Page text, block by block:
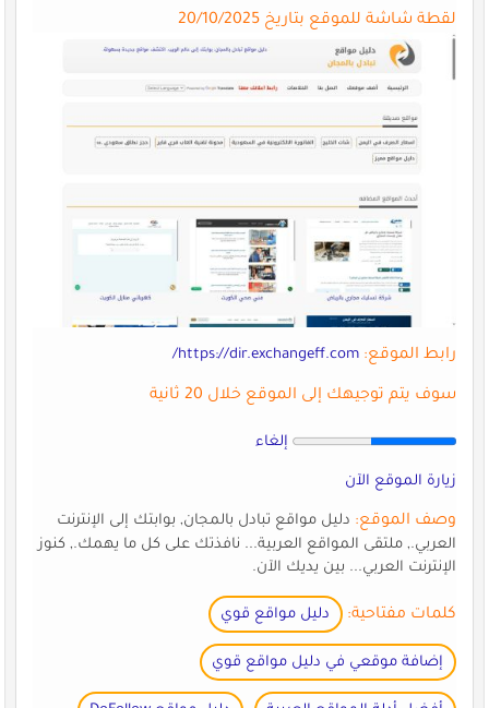
لقطة شاشة للموقع بتاريخ 20/10/2025
رابط الموقع: https://dir.exchangeff.com/
سوف يتم توجيهك إلى الموقع خلال 20 ثانية
إلغاء
زيارة الموقع الآن
وصف الموقع:دليل مواقع تبادل بالمجان, بوابتك إلى الإنترنت
العربي., ملتقى المواقع العربية... نافذتك على كل ما يهمك., كنوز
الإنترنت العربي... بين يديك الآن.
كلمات مفتاحية: دليل مواقع قوي
إضافة موقعي في دليل مواقع قوي